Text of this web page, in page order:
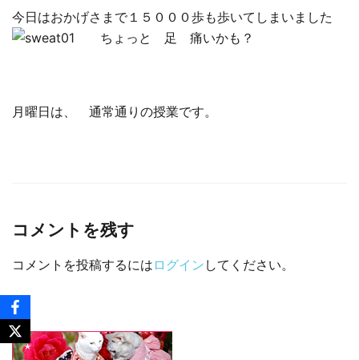
今日はおかげさまで１５０００歩も歩いてしまいました
ちょっと 足 痛いかも？
月曜日は、 通常通りの授業です。
コメントを残す
コメントを投稿するには ログイン してください。